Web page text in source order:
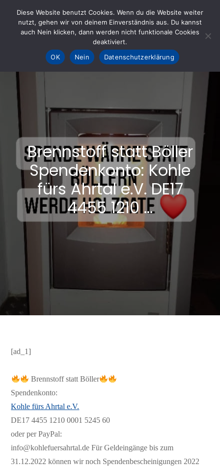
content
KOHLE fürs AHRTAL e.V.
– Helfen hilft
Brennstoff statt Böller
Spendenkonto: Kohle
fürs Ahrtal e.V. DE17
4455 1210 …
[ad_1]
Brennstoff statt Böller
Spendenkonto:
Kohle fürs Ahrtal e.V.
DE17 4455 1210 0001 5245 60
oder per PayPal:
info@kohlefuersahrtal.de Für Geldeingänge bis zum
31.12.2022 können wir noch Spendenbescheinigungen 2022
Diese Website benutzt Cookies. Wenn du die Website weiter
nutzt, gehen wir von deinem Einverständnis aus. Du kannst
auch Nein klicken, dann werden nicht funktionale Cookies
deaktiviert.
OK
Nein Datenschutzerklärung